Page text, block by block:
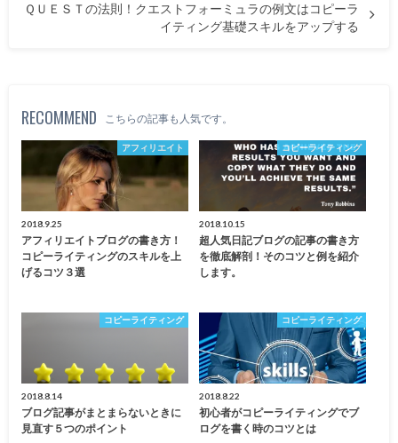
ＱＵＥＳＴの法則！クエストフォーミュラの例文はコピーラ
イティング基礎スキルをアップする
RECOMMEND こちらの記事も人気です。
アフィリエイト
2018.9.25
アフィリエイトブログの書き方！
コピーライティングのスキルを上
げるコツ３選
コピーライティング
2018.10.15
超人気日記ブログの記事の書き方
を徹底解剖！そのコツと例を紹介
します。
コピーライティング
2018.8.14
ブログ記事がまとまらないときに
見直す５つのポイント
コピーライティング
2018.8.22
初心者がコピーライティングでブ
ログを書く時のコツとは